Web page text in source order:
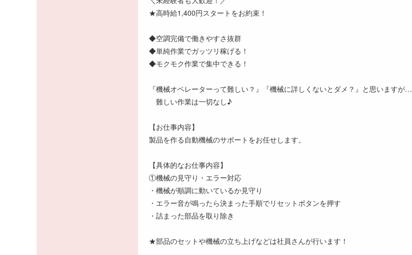
★高時給1,400円スタートをお約束！
◆空調完備で働きやすさ抜群
◆単純作業でガッツリ稼げる！
◆モクモク作業で集中できる！
『機械オペレーターって難しい？』『機械に詳しくないとダメ？』と思いますが…
難しい作業は一切なし♪
【お仕事内容】
製品を作る自動機械のサポートをお任せします。
【具体的なお仕事内容】
①機械の見守り・エラー対応
・機械が順調に動いているか見守り
・エラー音が鳴ったら決まった手順でリセットボタンを押す
・詰まった部品を取り除き
★部品のセットや機械の立ち上げなどは社員さんが行います！